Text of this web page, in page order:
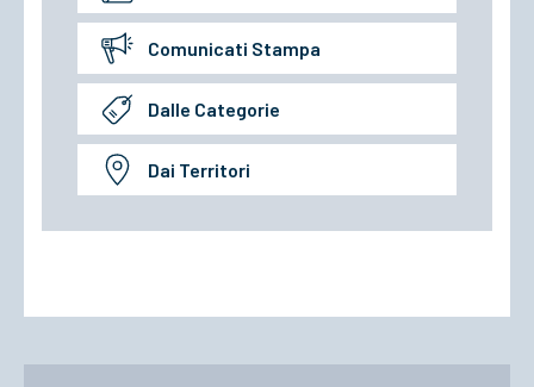
Comunicati Stampa
Dalle Categorie
Dai Territori